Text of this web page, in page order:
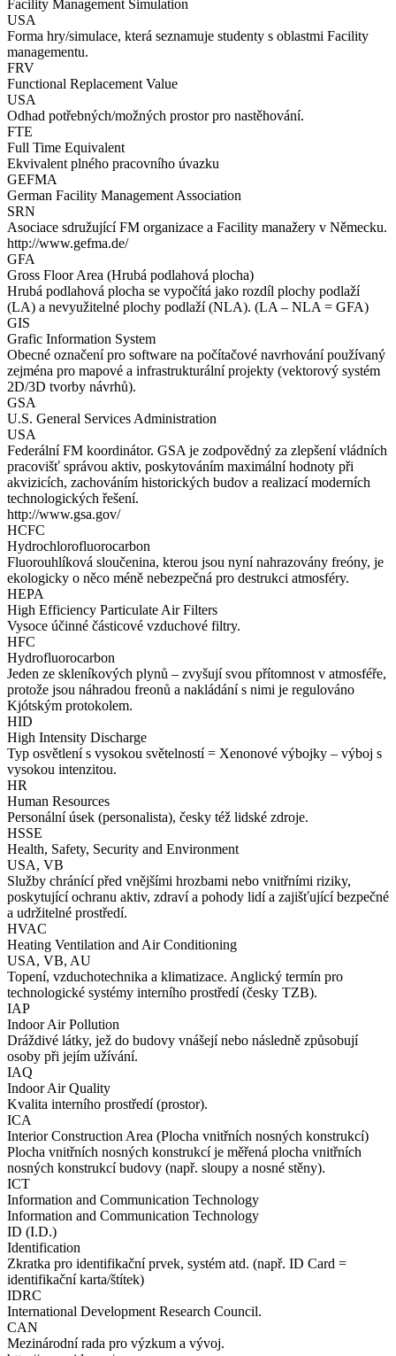
Facility Management Simulation
USA
Forma hry/simulace, která seznamuje studenty s oblastmi Facility
managementu.
FRV
Functional Replacement Value
USA
Odhad potřebných/možných prostor pro nastěhování.
FTE
Full Time Equivalent
Ekvivalent plného pracovního úvazku
GEFMA
German Facility Management Association
SRN
Asociace sdružující FM organizace a Facility manažery v Německu.
http://www.gefma.de/
GFA
Gross Floor Area (Hrubá podlahová plocha)
Hrubá podlahová plocha se vypočítá jako rozdíl plochy podlaží
(LA) a nevyužitelné plochy podlaží (NLA). (LA – NLA = GFA)
GIS
Grafic Information System
Obecné označení pro software na počítačové navrhování používaný
zejména pro mapové a infrastrukturální projekty (vektorový systém
2D/3D tvorby návrhů).
GSA
U.S. General Services Administration
USA
Federální FM koordinátor. GSA je zodpovědný za zlepšení vládních
pracovišť správou aktiv, poskytováním maximální hodnoty při
akvizicích, zachováním historických budov a realizací moderních
technologických řešení.
http://www.gsa.gov/
HCFC
Hydrochlorofluorocarbon
Fluorouhlíková sloučenina, kterou jsou nyní nahrazovány freóny, je
ekologicky o něco méně nebezpečná pro destrukci atmosféry.
HEPA
High Efficiency Particulate Air Filters
Vysoce účinné částicové vzduchové filtry.
HFC
Hydrofluorocarbon
Jeden ze skleníkových plynů – zvyšují svou přítomnost v atmosféře,
protože jsou náhradou freonů a nakládání s nimi je regulováno
Kjótským protokolem.
HID
High Intensity Discharge
Typ osvětlení s vysokou světelností = Xenonové výbojky – výboj s
vysokou intenzitou.
HR
Human Resources
Personální úsek (personalista), česky též lidské zdroje.
HSSE
Health, Safety, Security and Environment
USA, VB
Služby chránící před vnějšími hrozbami nebo vnitřními riziky,
poskytující ochranu aktiv, zdraví a pohody lidí a zajišťující bezpečné
a udržitelné prostředí.
HVAC
Heating Ventilation and Air Conditioning
USA, VB, AU
Topení, vzduchotechnika a klimatizace. Anglický termín pro
technologické systémy interního prostředí (česky TZB).
IAP
Indoor Air Pollution
Dráždivé látky, jež do budovy vnášejí nebo následně způsobují
osoby při jejím užívání.
IAQ
Indoor Air Quality
Kvalita interního prostředí (prostor).
ICA
Interior Construction Area (Plocha vnitřních nosných konstrukcí)
Plocha vnitřních nosných konstrukcí je měřená plocha vnitřních
nosných konstrukcí budovy (např. sloupy a nosné stěny).
ICT
Information and Communication Technology
Information and Communication Technology
ID (I.D.)
Identification
Zkratka pro identifikační prvek, systém atd. (např. ID Card =
identifikační karta/štítek)
IDRC
International Development Research Council.
CAN
Mezinárodní rada pro výzkum a vývoj.